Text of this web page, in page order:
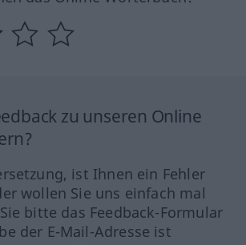
zu unseren Online
ist Ihnen ein Fehler
wollen Sie uns einfach mal
bitte das Feedback-Formular
der E-Mail-Adresse ist